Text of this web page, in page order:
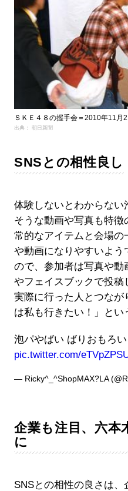
ＳＫＥ４８の握手会＝2010年11月
出典： 朝日新聞
SNSとの相性良し
体験しないとわからない
そうな動画や写真も特徴
常的なアイテムと会場
や動画になりやすいよう
ので、参加者は写真や動
やフェイスブックで投稿
実際に行った人とつな
は私も行きたい！」とい
泡パやばい ばりおもろい
pic.twitter.com/
— Ricky^_^ShopMAX?LA
企業も注目、六本
に
SNSとの相性の良さは